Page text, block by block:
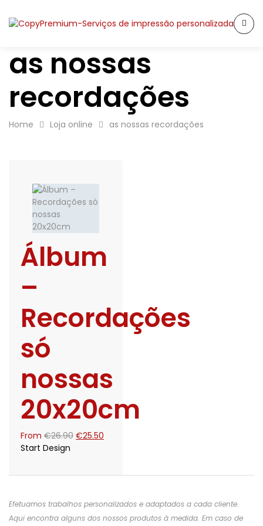
as nossas
recordações
Home Loja online as nossas recordações
Álbum
–
Recordações
só
nossas
20x20cm
From €26.90 O
era:
€25.50
é:
Start Design
Efetuamos trabalhos personalizados e adaptados a cada cliente.
Aqui encontra alguns dos nossos produtos à medida. Em caso de